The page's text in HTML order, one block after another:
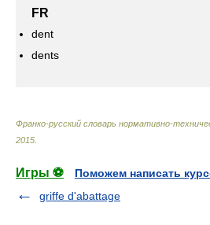
FR
dent
dents
Франко-русский словарь нормативно-
2015
Игры ⚽
Поможем написать
griffe d'abattage